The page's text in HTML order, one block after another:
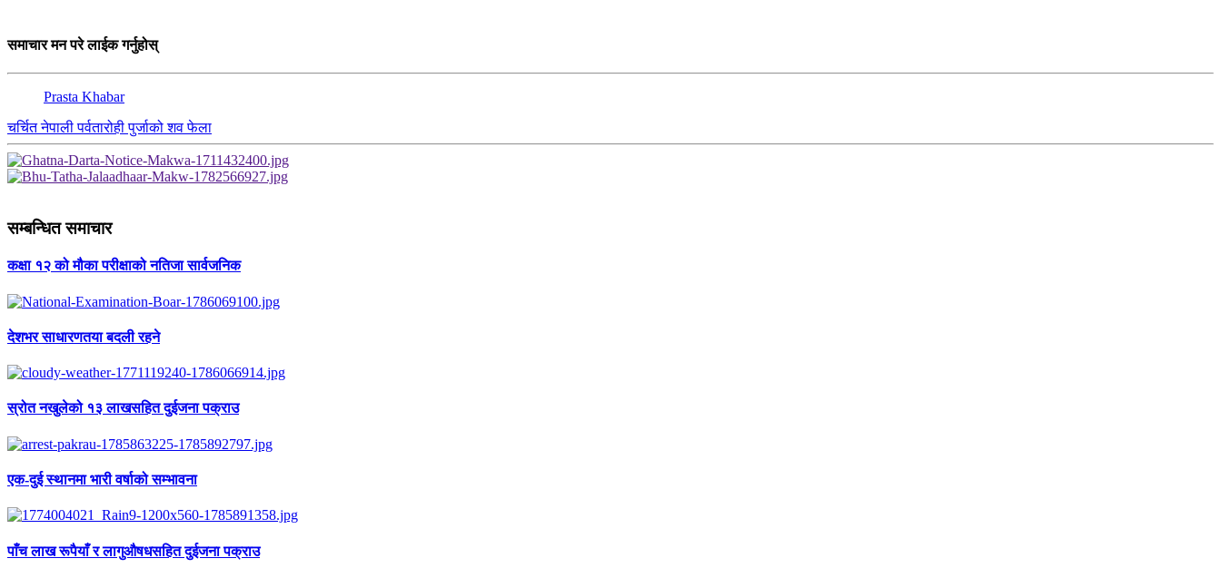
समाचार मन परे लाईक गर्नुहोस्
Prasta Khabar
चर्चित नेपाली पर्वतारोही पुर्जाको शव फेला
सम्बन्धित समाचार
कक्षा १२ को मौका परीक्षाको नतिजा सार्वजनिक
देशभर साधारणतया बदली रहने
स्रोत नखुलेको १३ लाखसहित दुईजना पक्राउ
एक-दुई स्थानमा भारी वर्षाको सम्भावना
पाँच लाख रूपैयाँ र लागुऔषधसहित दुईजना पक्राउ